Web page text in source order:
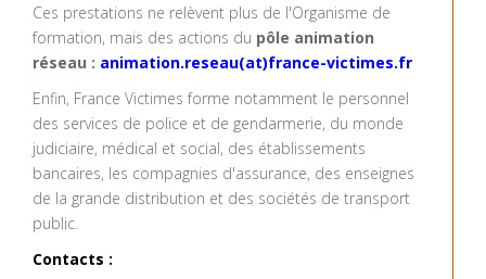
Ces prestations ne relèvent plus de l'Organisme de
formation, mais des actions du pôle animation
réseau : animation.reseau(at)france-victimes.fr
Enfin, France Victimes forme notamment le personnel
des services de police et de gendarmerie, du monde
judiciaire, médical et social, des établissements
bancaires, les compagnies d'assurance, des enseignes
de la grande distribution et des sociétés de transport
public.
Contacts :